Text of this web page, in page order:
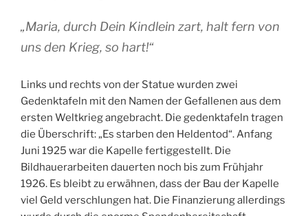
„Maria, durch Dein Kindlein zart, halt fern von
uns den Krieg, so hart!“
Links und rechts von der Statue wurden zwei
Gedenktafeln mit den Namen der Gefallenen aus dem
ersten Weltkrieg angebracht. Die gedenktafeln tragen
die Überschrift: „Es starben den Heldentod“. Anfang
Juni 1925 war die Kapelle fertiggestellt. Die
Bildhauerarbeiten dauerten noch bis zum Frühjahr
1926. Es bleibt zu erwähnen, dass der Bau der Kapelle
viel Geld verschlungen hat. Die Finanzierung allerdings